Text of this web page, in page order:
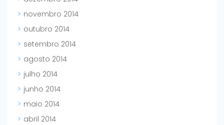
novembro 2014
outubro 2014
setembro 2014
agosto 2014
julho 2014
junho 2014
maio 2014
abril 2014